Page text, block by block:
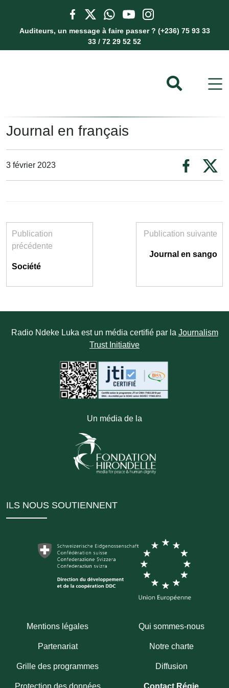
Auditeurs, un message à faire passer ? (+236) 75 93 33
33 / 72 29 52 52
Journal en français
3 février 2023
Publication
précédente
Société
Publication suivante
Journal en sango
Radio Ndeke Luka est un média certifié par la Journalism
Trust Initiative
Un média de la
ILS NOUS SOUTIENNENT
Mentions légales Qui sommes-nous
Partenariat Notre charte
Grille des programmes Diffusion
Protection des données Contact Régie